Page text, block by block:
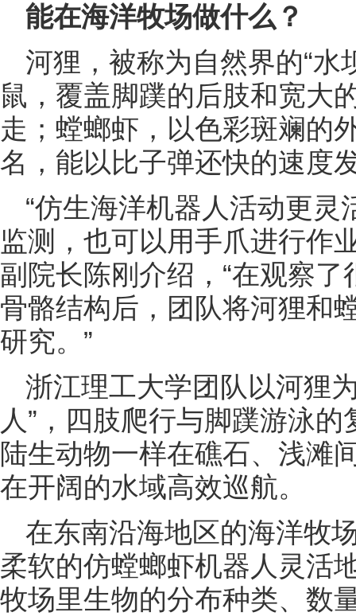
能在海洋牧场做什么？
河狸，被称为自然界的“水
鼠，覆盖脚蹼的后肢和宽大
走；螳螂虾，以色彩斑斓的
名，能以比子弹还快的速度
“仿生海洋机器人活动更
监测，也可以用手爪进行作
副院长陈刚介绍，“在观察
骨骼结构后，团队将河狸和
研究。”
浙江理工大学团队以河狸
人”，四肢爬行与脚蹼游泳
陆生动物一样在礁石、浅滩
在开阔的水域高效巡航。
在东南沿海地区的海洋牧
柔软的仿螳螂虾机器人灵活
牧场里生物的分布种类、数